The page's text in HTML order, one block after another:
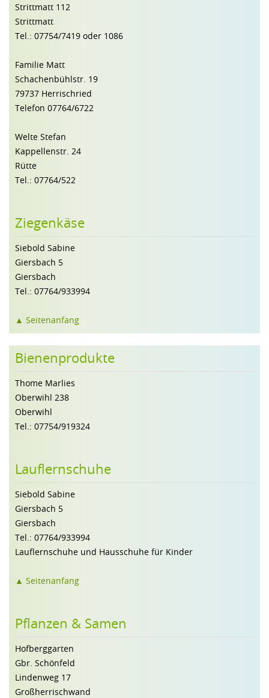
Strittmatt 112
Strittmatt
Tel.: 07754/7419 oder 1086
Familie Matt
Schachenbühlstr. 19
79737 Herrischried
Telefon 07764/6722
Welte Stefan
Kappellenstr. 24
Rütte
Tel.: 07764/522
Ziegenkäse
Siebold Sabine
Giersbach 5
Giersbach
Tel.: 07764/933994
▲ Seitenanfang
Bienenprodukte
Thome Marlies
Oberwihl 238
Oberwihl
Tel.: 07754/919324
Lauflernschuhe
Siebold Sabine
Giersbach 5
Giersbach
Tel.: 07764/933994
Lauflernschuhe und Hausschuhe für Kinder
▲ Seitenanfang
Pflanzen & Samen
Hofberggarten
Gbr. Schönfeld
Lindenweg 17
Großherrischwand